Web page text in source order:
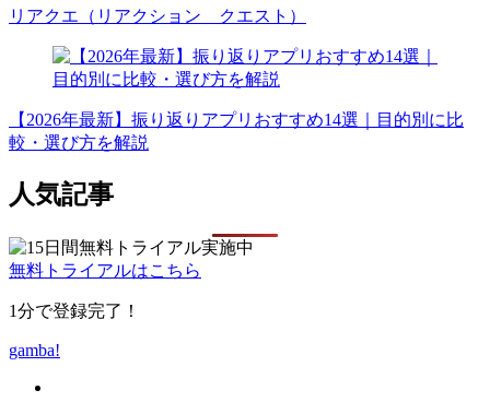
リアクエ（リアクション クエスト）
【2026年最新】振り返りアプリおすすめ14選｜目的別に比
較・選び方を解説
人気記事
無料トライアルはこちら
1分で登録完了！
gamba!